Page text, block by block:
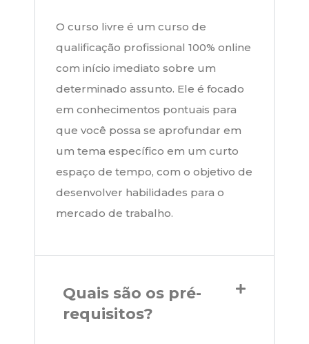
O curso livre é um curso de
qualificação profissional 100% online
com início imediato sobre um
determinado assunto. Ele é focado
em conhecimentos pontuais para
que você possa se aprofundar em
um tema específico em um curto
espaço de tempo, com o objetivo de
desenvolver habilidades para o
mercado de trabalho.
Quais são os pré-
requisitos?